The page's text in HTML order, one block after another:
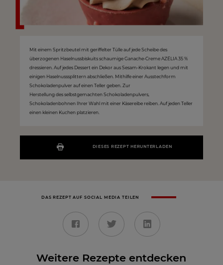
DIESES REZEPT HERUNTERLADEN
Mit einem Spritzbeutel mit geriffelter Tülle auf jede Scheibe des
überzogenen Haselnussbiskuits schaumige Ganache-Creme AZÉLIA 35 %
dressieren. Auf jedes Dessert ein Dekor aus Sesam-Krokant legen und mit
einigen Haselnusssplittern abschließen. Mithilfe einer Ausstechform
Schokoladenpulver auf einen Teller geben. Zur
Herstellung des selbstgemachten Schokoladenpulvers,
Schokoladenbohnen Ihrer Wahl mit einer Käsereibe reiben. Auf jeden Teller
einen kleinen Kuchen platzieren.
DAS REZEPT AUF SOCIAL MEDIA TEILEN
Weitere Rezepte entdecken